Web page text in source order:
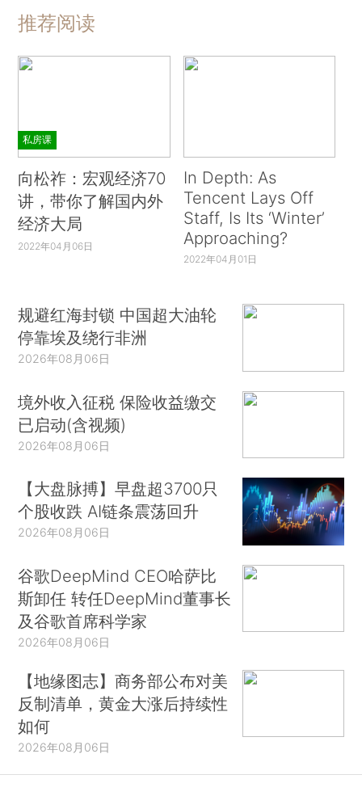
推荐阅读
私房课
向松祚：宏观经济70
讲，带你了解国内外
经济大局
2022年04月06日
In Depth: As
Tencent Lays Off
Staff, Is Its ‘Winter’
Approaching?
2022年04月01日
规避红海封锁 中国超大油轮
停靠埃及绕行非洲
2026年08月06日
境外收入征税 保险收益缴交
已启动(含视频)
2026年08月06日
【大盘脉搏】早盘超3700只
个股收跌 AI链条震荡回升
2026年08月06日
谷歌DeepMind CEO哈萨比
斯卸任 转任DeepMind董事长
及谷歌首席科学家
2026年08月06日
【地缘图志】商务部公布对美
反制清单，黄金大涨后持续性
如何
2026年08月06日